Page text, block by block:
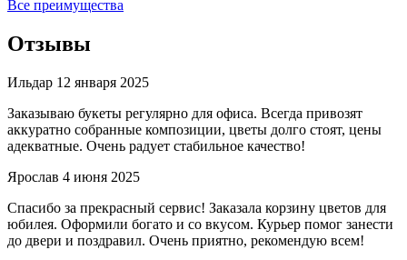
Все преимущества
Отзывы
Ильдар 12 января 2025
Заказываю букеты регулярно для офиса. Всегда привозят
аккуратно собранные композиции, цветы долго стоят, цены
адекватные. Очень радует стабильное качество!
Ярослав 4 июня 2025
Спасибо за прекрасный сервис! Заказала корзину цветов для
юбилея. Оформили богато и со вкусом. Курьер помог занести
до двери и поздравил. Очень приятно, рекомендую всем!